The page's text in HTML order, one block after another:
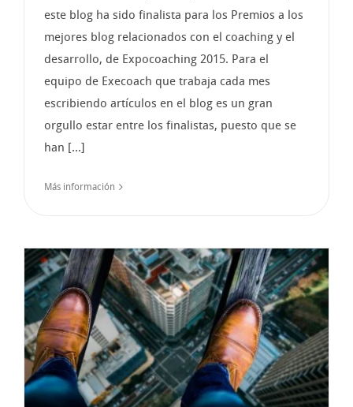
este blog ha sido finalista para los Premios a los
mejores blog relacionados con el coaching y el
desarrollo, de Expocoaching 2015. Para el
equipo de Execoach que trabaja cada mes
escribiendo artículos en el blog es un gran
orgullo estar entre los finalistas, puesto que se
han [...]
Más información